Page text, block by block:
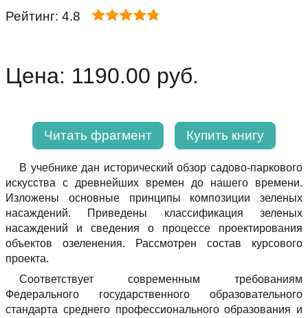
Рейтинг: 4.8
Цена: 1190.00 руб.
Читать фрагмент Купить книгу
В учебнике дан исторический обзор садово-паркового
искусства с древнейших времен до нашего времени.
Изложены основные принципы композиции зеленых
насаждений. Приведены классификация зеленых
насаждений и сведения о процессе проектирования
объектов озеленения. Рассмотрен состав курсового
проекта.
Соответствует современным требованиям
Федерального государственного образовательного
стандарта среднего профессионального образования и